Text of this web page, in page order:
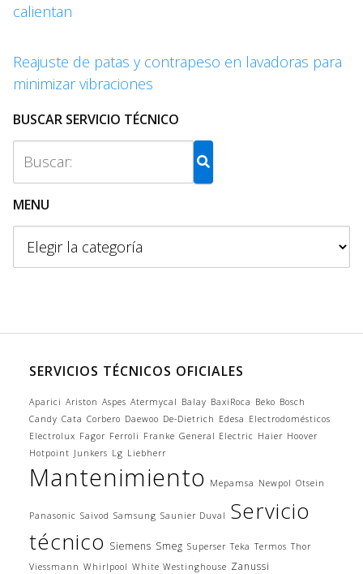
calientan
Reajuste de patas y contrapeso en lavadoras para
minimizar vibraciones
BUSCAR SERVICIO TÉCNICO
MENU
n
SERVICIOS TÉCNICOS OFICIALES
Aparici Ariston Aspes Atermycal Balay BaxiRoca Beko Bosch
Candy Cata Corbero Daewoo De-Dietrich Edesa Electrodomésticos
Electrolux Fagor Ferroli Franke General Electric Haier Hoover
Hotpoint Junkers Lg Liebherr
Mantenimiento Mepamsa Newpol Otsein
Panasonic Saivod Samsung Saunier Duval Servicio
técnico Siemens Smeg Superser Teka Termos Thor
Viessmann Whirlpool White Westinghouse Zanussi